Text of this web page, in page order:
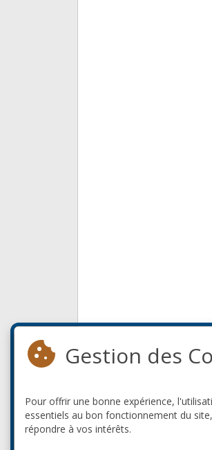
Gestion des
Pour offrir une bonne expérience,
essentiels au bon fonctionnement du
répondre à vos intérêts.